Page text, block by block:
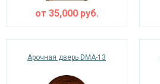
от 35,000руб.
Арочная дверь DMA-13